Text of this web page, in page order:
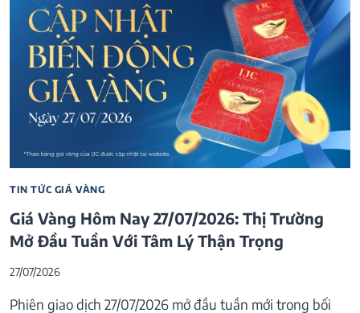
TIN TỨC GIÁ VÀNG
Giá Vàng Hôm Nay 27/07/2026: Thị Trường
Mở Đầu Tuần Với Tâm Lý Thận Trọng
27/07/2026
Phiên giao dịch 27/07/2026 mở đầu tuần mới trong bối